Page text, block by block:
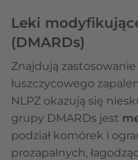
Leki
(DMARDs)
Znajdują
łuszczycowego
NLPZ okazują się
grupy DMARDs jest
podział komórek i
prozapalnych,